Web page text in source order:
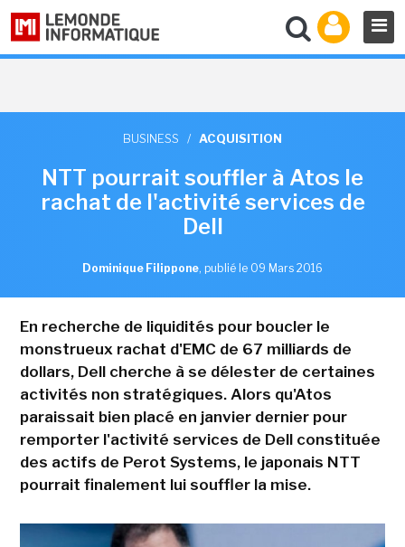
BUSINESS / ACQUISITION
NTT pourrait souffler à Atos le
rachat de l'activité services de
Dell
Dominique Filippone, publié le 09 Mars 2016
En recherche de liquidités pour boucler le
monstrueux rachat d'EMC de 67 milliards de
dollars, Dell cherche à se délester de certaines
activités non stratégiques. Alors qu'Atos
paraissait bien placé en janvier dernier pour
remporter l'activité services de Dell constituée
des actifs de Perot Systems, le japonais NTT
pourrait finalement lui souffler la mise.